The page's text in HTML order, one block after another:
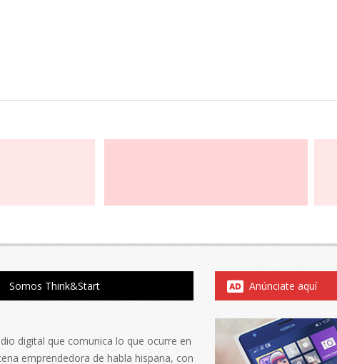
Somos Think&Start
digital que comunica lo que ocurre en
emprendedora de habla hispana, con
Anúnciate aquí